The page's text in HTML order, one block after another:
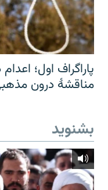
پاراگراف اول؛
مناقشهٔ درون
بشنوید